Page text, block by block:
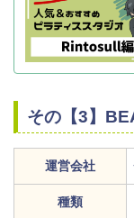
その【3】
運営会社
種類